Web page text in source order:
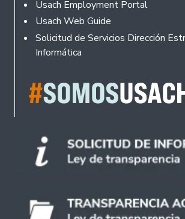
Usach Employment Portal
Usach Web Guide
Solicitud de Servicios Dirección
Informática